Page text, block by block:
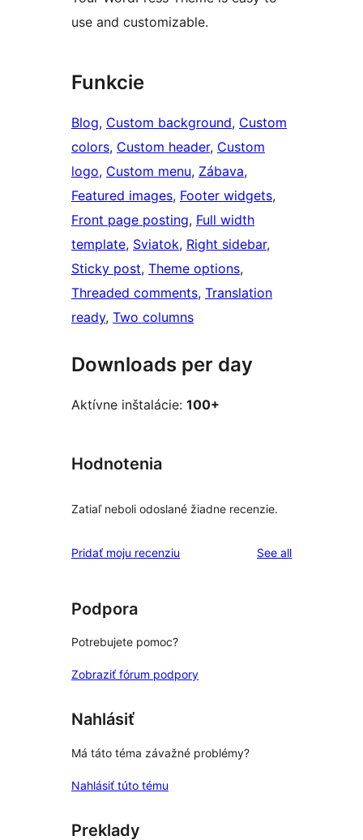
use and customizable.
Funkcie
Blog, Custom background, Custom
colors, Custom header, Custom
logo, Custom menu, Zábava
Featured images, Footer widgets
Front page posting, Full width
template, Sviatok, Right sidebar
Sticky post, Theme options
Threaded comments, Translation
ready, Two columns
Downloads per day
Aktívne inštalácie: 100+
Hodnotenia
Zatiaľ neboli odoslané žiadne recenzie.
Pridať moju recenziu See allreviews
Podpora
Potrebujete pomoc?
Zobraziť fórum podpory
Nahlásiť
Má táto téma závažné problémy?
Nahlásiť túto tému
Preklady